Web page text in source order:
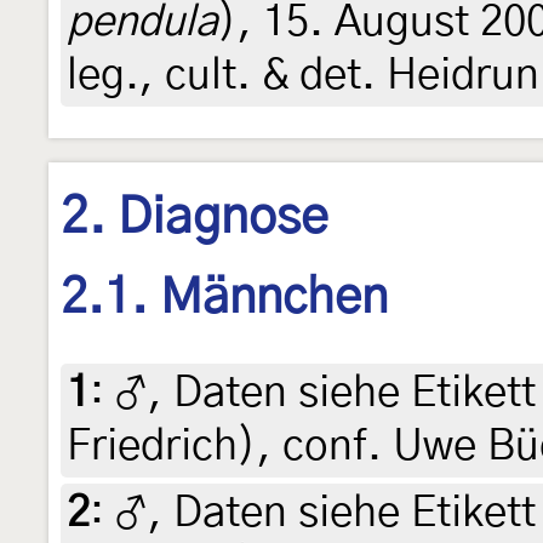
pendula), 15. August
leg., cult. & det.
2. Diagnose
2.1. Männchen
1 : ♂, Daten siehe
Friedrich), conf. Uwe
2: ♂, Daten siehe